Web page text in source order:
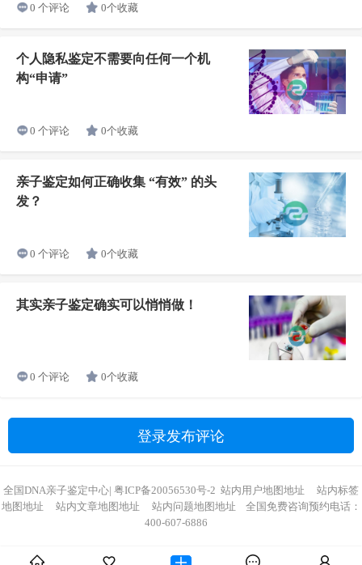
0 个评论 0个收藏
个人隐私鉴定不需要向任何一个机
构“申请”
0 个评论 0个收藏
亲子鉴定如何正确收集 “有效” 的头
发？
0 个评论 0个收藏
其实亲子鉴定确实可以悄悄做！
0 个评论 0个收藏
登录发布评论
全国DNA亲子鉴定中心| 粤ICP备20056530号-2 站内用户地图地址
站内标签
地图地址
站内文章地图地址 站内问题地图地址
全国免费咨询预约电话：
400-607-6886